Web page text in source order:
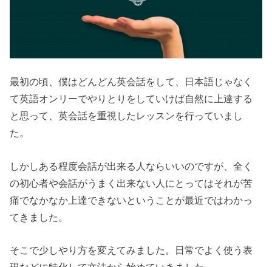
最初の頃、僕はどんどん英会話をして、日本語じゃなく
て英語オンリーでやりとりをしていけば自然に上達する
と思って、英会話を重視したレッスンを行っていまし
た。
しかしある程度会話が出来る人ならいいのですが、全く
の初心者や会話がうまく出来ない人にとってはそれが苦
痛でなかなか上達できないということが最近ではわかっ
てきました。
そこで少しやり方を変えてみました。日常でよく使う表